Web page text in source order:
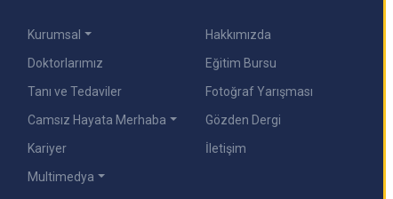
Kurumsal
Doktorlarımız
Tanı ve Tedaviler
Camsız Hayata Merhaba
Kariyer
Multimedya
Hakkımızda
Eğitim Bursu
Fotoğraf Yarışması
Gözden Dergi
İletişim